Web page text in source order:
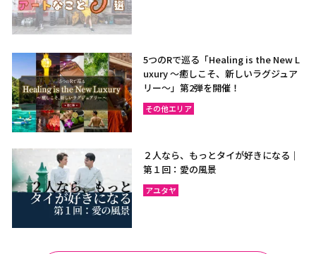
5つのRで巡る「Healing is the New L
uxury ～癒しこそ、新しいラグジュア
リー〜」第2弾を開催！
その他エリア
２人なら、もっとタイが好きになる｜
第１回：愛の風景
アユタヤ